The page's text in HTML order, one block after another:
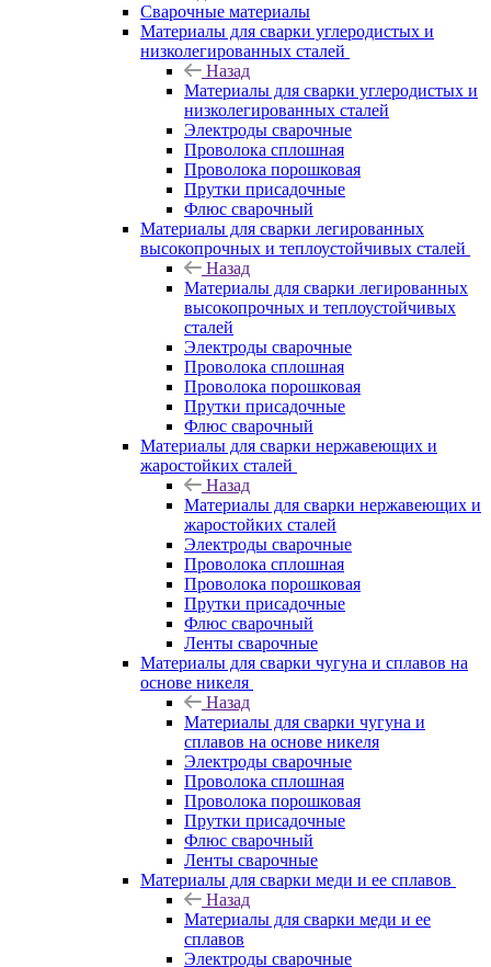
Сварочные материалы
Материалы для сварки углеродистых и
низколегированных сталей
Назад
Материалы для сварки углеродистых и
низколегированных сталей
Электроды сварочные
Проволока сплошная
Проволока порошковая
Прутки присадочные
Флюс сварочный
Материалы для сварки легированных
высокопрочных и теплоустойчивых сталей
Назад
Материалы для сварки легированных
высокопрочных и теплоустойчивых
сталей
Электроды сварочные
Проволока сплошная
Проволока порошковая
Прутки присадочные
Флюс сварочный
Материалы для сварки нержавеющих и
жаростойких сталей
Назад
Материалы для сварки нержавеющих и
жаростойких сталей
Электроды сварочные
Проволока сплошная
Проволока порошковая
Прутки присадочные
Флюс сварочный
Ленты сварочные
Материалы для сварки чугуна и сплавов на
основе никеля
Назад
Материалы для сварки чугуна и
сплавов на основе никеля
Электроды сварочные
Проволока сплошная
Проволока порошковая
Прутки присадочные
Флюс сварочный
Ленты сварочные
Материалы для сварки меди и ее сплавов
Назад
Материалы для сварки меди и ее
сплавов
Электроды сварочные